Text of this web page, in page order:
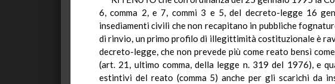
6, comma 2, e 7, commi 3 e 5, del decreto-legge 16
insediamenti civili che non recapitano in pubbliche
di rinvio, un primo profilo di illegittimità costituzionale è
decreto-legge, che non prevede più come reato bensì
(art. 21, ultimo comma, della legge n. 319 del 1976), e
estintivi del reato (comma 5) anche per gli scarichi da